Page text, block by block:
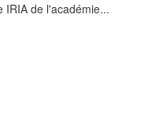
IRIA de l'académie...